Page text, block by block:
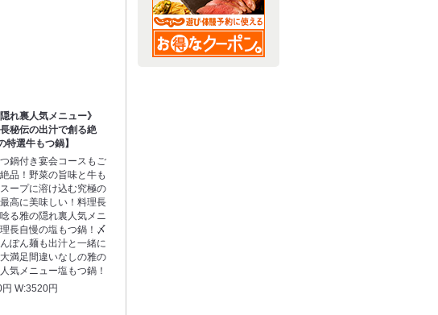
隠れ裏人気メニュー》
長秘伝の出汁で創る絶
特選牛もつ鍋】
つ鍋付き宴会コースもご
品！野菜の旨味と牛も
ープに溶け込む究極の
高に美味しい！料理長
る雅の隠れ裏人気メニ
長自慢の塩もつ鍋！〆
ぽん麺も出汁と一緒に
満足間違いなしの雅の
気メニュー塩もつ鍋！
W:3520円